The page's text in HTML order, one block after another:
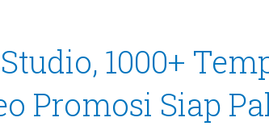
1000+
Promosi Siap